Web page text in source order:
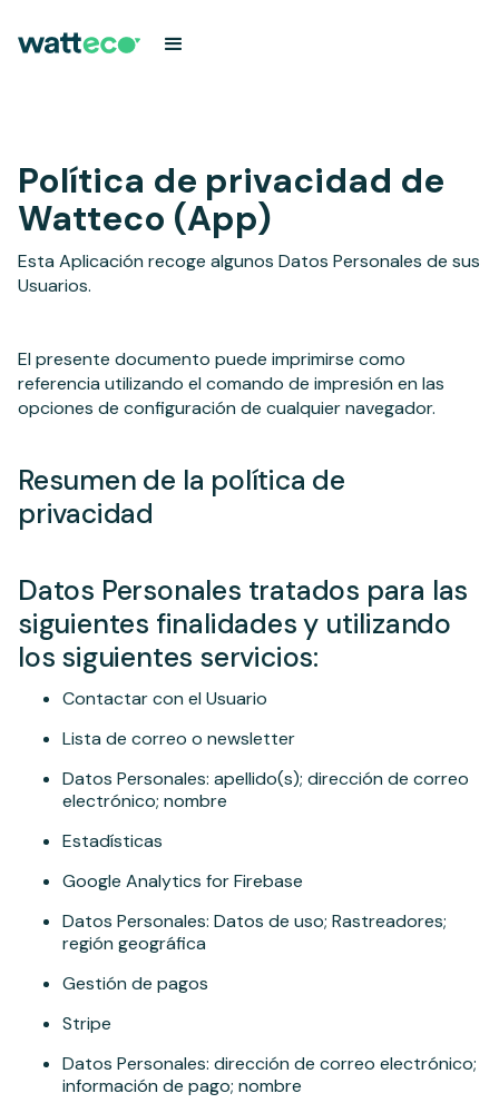
Política de privacidad de
Watteco (App)
Esta Aplicación recoge algunos Datos Personales de sus
Usuarios.
El presente documento puede imprimirse como
referencia utilizando el comando de impresión en las
opciones de configuración de cualquier navegador.
Resumen de la política de
privacidad
Datos Personales tratados para las
siguientes finalidades y utilizando
los siguientes servicios:
Contactar con el Usuario
Lista de correo o newsletter
Datos Personales: apellido(s); dirección de correo
electrónico; nombre
Estadísticas
Google Analytics for Firebase
Datos Personales: Datos de uso; Rastreadores;
región geográfica
Gestión de pagos
Stripe
Datos Personales: dirección de correo electrónico;
información de pago; nombre